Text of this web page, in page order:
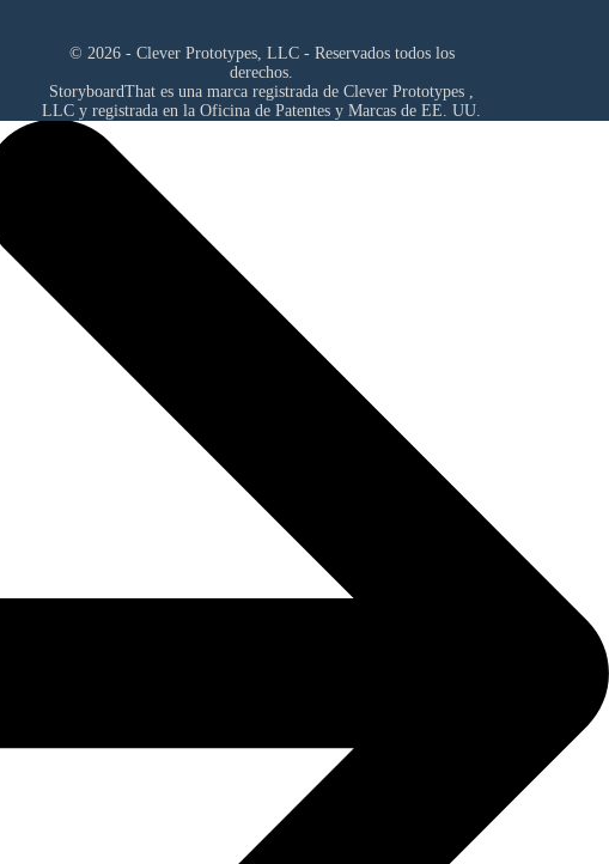
© 2026 - Clever Prototypes, LLC - Reservados todos los
derechos.
StoryboardThat es una marca registrada de Clever Prototypes ,
LLC y registrada en la Oficina de Patentes y Marcas de EE. UU.